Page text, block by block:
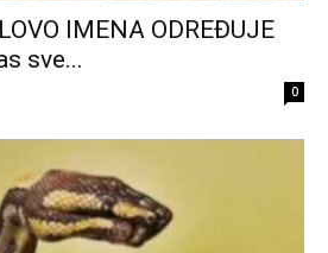
IMENA ODREĐUJE
sve...
0